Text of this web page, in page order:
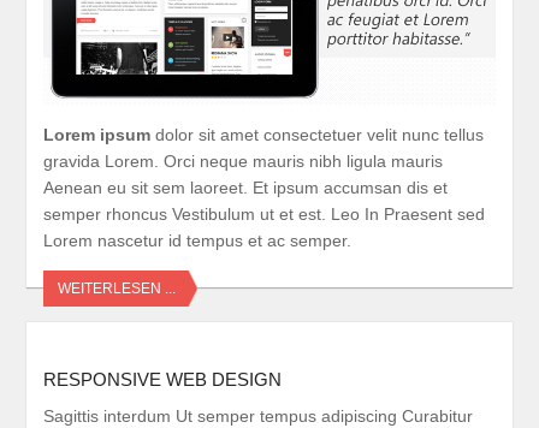
Lorem ipsum dolor sit amet consectetuer velit nunc tellus
gravida Lorem. Orci neque mauris nibh ligula mauris
Aenean eu sit sem laoreet. Et ipsum accumsan dis et
semper rhoncus Vestibulum ut et est. Leo In Praesent sed
Lorem nascetur id tempus et ac semper.
WEITERLESEN ...
RESPONSIVE WEB DESIGN
Sagittis interdum Ut semper tempus adipiscing Curabitur